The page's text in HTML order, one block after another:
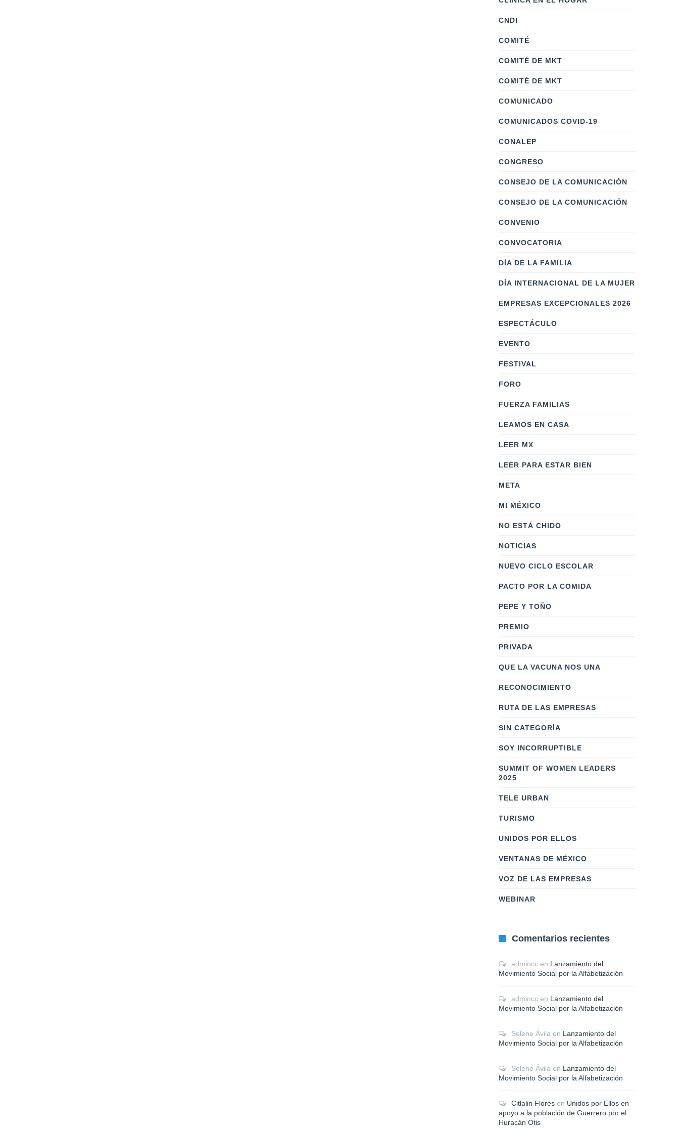
CNDI
COMITÉ
COMITÉ DE MKT
COMITÉ DE MKT
COMUNICADO
COMUNICADOS COVID-19
CONALEP
CONGRESO
CONSEJO DE LA COMUNICACIÓN
CONSEJO DE LA COMUNICACIÓN
CONVENIO
CONVOCATORIA
DÍA DE LA FAMILIA
DÍA INTERNACIONAL DE LA MUJER
EMPRESAS EXCEPCIONALES 2026
ESPECTÁCULO
EVENTO
FESTIVAL
FORO
FUERZA FAMILIAS
LEAMOS EN CASA
LEER MX
LEER PARA ESTAR BIEN
META
MI MÉXICO
NO ESTÁ CHIDO
NOTICIAS
NUEVO CICLO ESCOLAR
PACTO POR LA COMIDA
PEPE Y TOÑO
PREMIO
PRIVADA
QUE LA VACUNA NOS UNA
RECONOCIMIENTO
RUTA DE LAS EMPRESAS
SIN CATEGORÍA
SOY INCORRUPTIBLE
SUMMIT OF WOMEN LEADERS
2025
TELE URBAN
TURISMO
UNIDOS POR ELLOS
VENTANAS DE MÉXICO
VOZ DE LAS EMPRESAS
WEBINAR
Comentarios recientes
admincc en Lanzamiento del
Movimiento Social por la Alfabetización
admincc en Lanzamiento del
Movimiento Social por la Alfabetización
Selene Ávila en Lanzamiento del
Movimiento Social por la Alfabetización
Selene Ávila en Lanzamiento del
Movimiento Social por la Alfabetización
Citlalin Flores en Unidos por Ellos en
apoyo a la población de Guerrero por el
Huracán Otis